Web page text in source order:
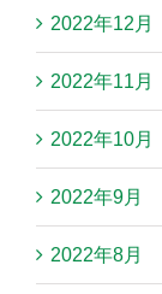
2022年12月
2022年11月
2022年10月
2022年9月
2022年8月